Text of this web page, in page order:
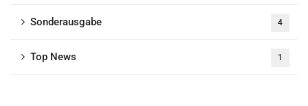
Sonderausgabe 4
Top News 1